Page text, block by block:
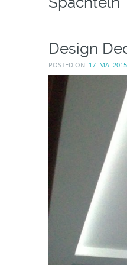
Design
POSTED ON: 17. MAI 2015